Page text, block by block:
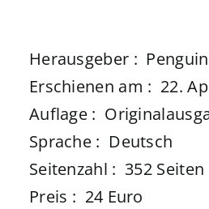
Herausgeber ‏:
Erschienen am
Auflage ‏:
Sprache ‏: ‎ Deutsch
Seitenzahl ‏: ‎ 352 Seiten
Preis ‏: ‎ 24 Euro